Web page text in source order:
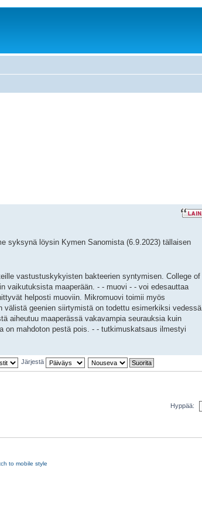
syksynä löysin Kymen Sanomista (6.9.2023) tällaisen
vastustuskykyisten bakteerien syntymisen. College of
vaikutuksista maaperään. - - muovi - - voi edesauttaa
helposti muoviin. Mikromuovi toimii myös
geenien siirtymistä on todettu esimerkiksi vedessä.
aiheutuu maaperässä vakavampia seurauksia kuin
mahdoton pestä pois. - - tutkimuskatsaus ilmestyi
Järjestä
Hyppää:
to mobile style